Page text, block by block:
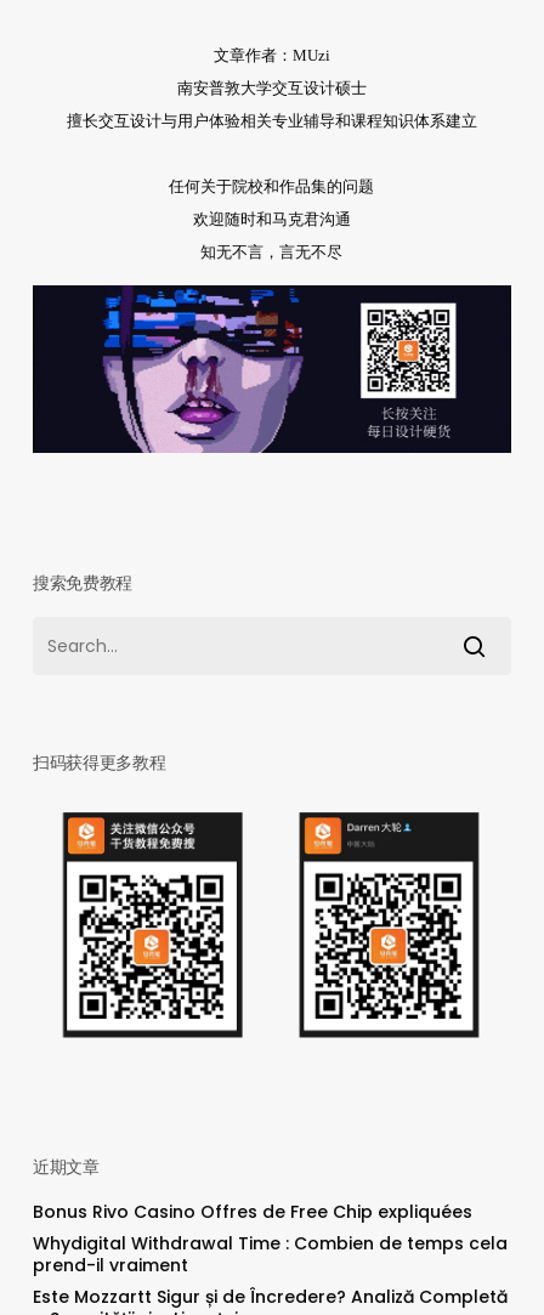
文章作者：MUzi
南安普敦大学交互设计硕士
擅长交互设计与用户体验相关专业辅导和课程知识体系建立
任何关于院校和作品集的问题
欢迎随时和马克君沟通
知无不言，言无不尽
搜索免费教程
扫码获得更多教程
近期文章
Bonus Rivo Casino Offres de Free Chip expliquées
Whydigital Withdrawal Time : Combien de temps cela
prend-il vraiment
Este Mozzartt Sigur și de Încredere? Analiză Completă